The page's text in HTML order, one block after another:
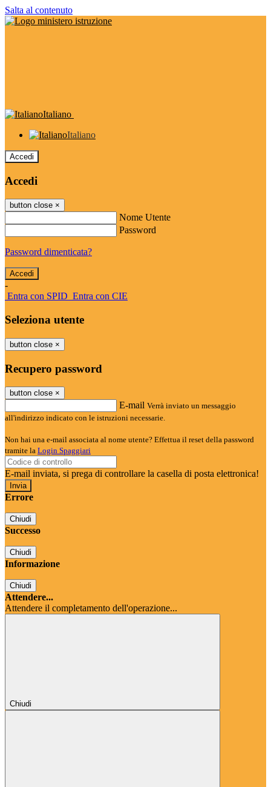
Salta al contenuto
Italiano
Italiano
Accedi
Accedi
button close ×
Nome Utente
Password
Password dimenticata?
-
Entra con SPID Entra con CIE
Seleziona utente
button close ×
Recupero password
button close ×
E-mail Verrà inviato un messaggio
all'indirizzo indicato con le istruzioni necessarie.
Non hai una e-mail associata al nome utente? Effettua il reset della password
tramite la Login Spaggiari
E-mail inviata, si prega di controllare la casella di posta elettronica!
Errore
Chiudi
Successo
Chiudi
Informazione
Chiudi
Attendere...
Attendere il completamento dell'operazione...
Chiudi